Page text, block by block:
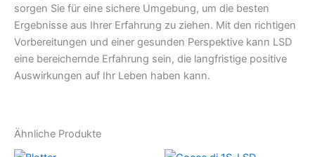
sorgen Sie für eine sichere Umgebung, um die besten
Ergebnisse aus Ihrer Erfahrung zu ziehen. Mit den richtigen
Vorbereitungen und einer gesunden Perspektive kann LSD
eine bereichernde Erfahrung sein, die langfristige positive
Auswirkungen auf Ihr Leben haben kann.
Ähnliche Produkte